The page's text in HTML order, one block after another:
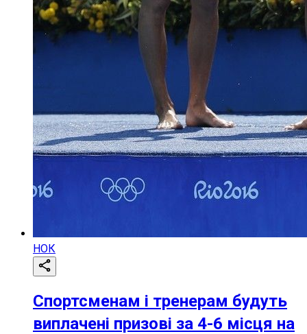
НОК
Cпортсменам і тренерам будуть
виплачені призові за 4-6 місця на